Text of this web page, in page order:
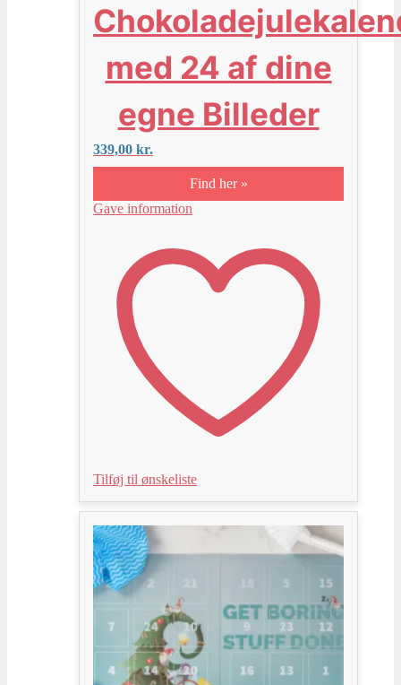
med 24 af dine
egne Billeder
339,00 kr.
Find her »
Gave information
Tilføj til ønskeliste